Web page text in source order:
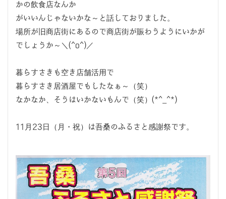
かの飲食店なんか
がいいんじゃないかな～と話しておりました。
場所が旧商店街にあるので商店街が賑わうようにいかが
でしょうか～＼(^o^)／
暮らすさきも空き店舗活用で
暮らすさき居酒屋でもしたなぁ～（笑）
なかなか、そうはいかないもんで（笑）(*^_^*)
11月23日（月・祝）は吾桑のふるさと感謝祭です。